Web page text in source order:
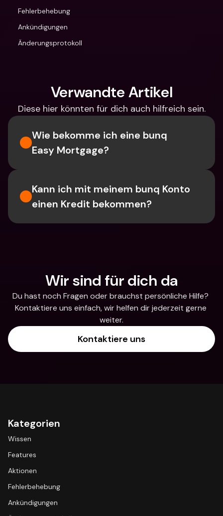
Fehlerbehebung
Ankündigungen
Änderungsprotokoll
Verwandte Artikel
Diese hier könnten für dich auch hilfreich sein.
Wie bekomme ich eine bunq
Easy Mortgage?
Kann ich mit meinem bunq Konto
einen Kredit bekommen?
Wir sind für dich da
Du hast noch Fragen oder brauchst persönliche Hilfe?
Kontaktiere uns einfach, wir helfen dir jederzeit gerne
weiter.
Kontaktiere uns
Kategorien
Wissen
Features
Aktionen
Fehlerbehebung
Ankündigungen